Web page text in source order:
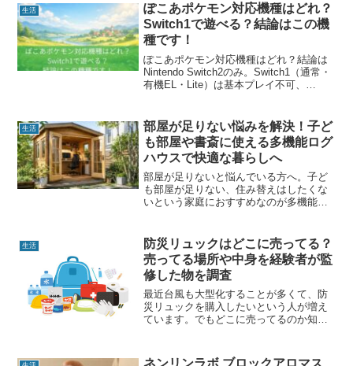
生活
ぽこあポケモン対応機種はどれ？
Switch1で遊べる？結論はこの機
種です！
ぽこあポケモン対応機種はどれ？結論は
Nintendo Switch2のみ。Switch1（通常・
有機EL・Lite）は基本プレイ不可、
ョップで見つからない理由、購入前に確
認すべきポイントまでわかりやすく解
説。買ってから後悔しないための最終チ
ェックをまとめました。
生活
部屋が足りない悩みを解決！子ど
も部屋や書斎に使える多機能ログ
ハウスで快適な暮らしへ
部屋が足りないと悩んでいる方へ。子ど
も部屋が足りない、住み替えはしたくな
いという家庭におすすめなのが多機能ロ
部屋として長く活用できる魅力をご紹介
します。
生活
防災リュックはどこに売ってる？
売ってる場所や中身を経験者が監
修した物を調査
最近台風も大型化することが多くて、防
災リュックを購入したいという人が増え
ています。でもどこに売ってるのか知ら
防災リュックがどこに売ってるのかや中